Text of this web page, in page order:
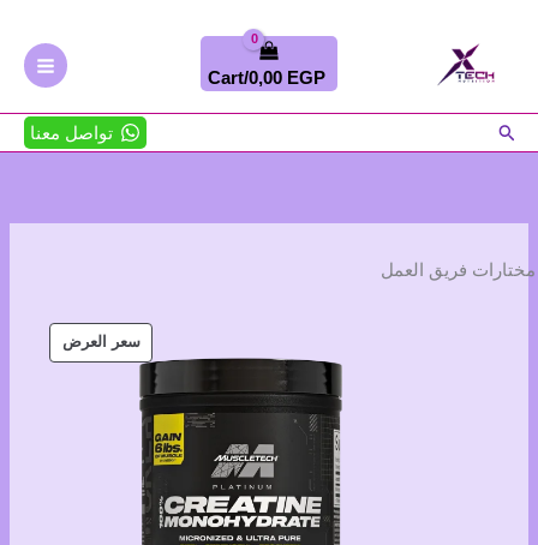
المحتوى
Cart/0,00 EGP
البحث تواصل معنا
مختارات فريق العمل
سعر العرض